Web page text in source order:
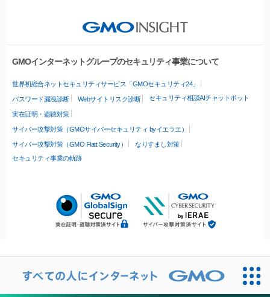
GMOインターネットグループのセキュリティ事業について
世界初総合ネットセキュリティサービス「GMOセキュリティ24」
パスワード漏洩診断 Webサイトリスク診断 セキュリティ相談AIチャットボット
実在証明・盗聴対策
サイバー攻撃対策（GMOサイバーセキュリティ byイエラエ）
サイバー攻撃対策（GMO Flatt Security）
なりすまし対策
セキュリティ事業の軌跡